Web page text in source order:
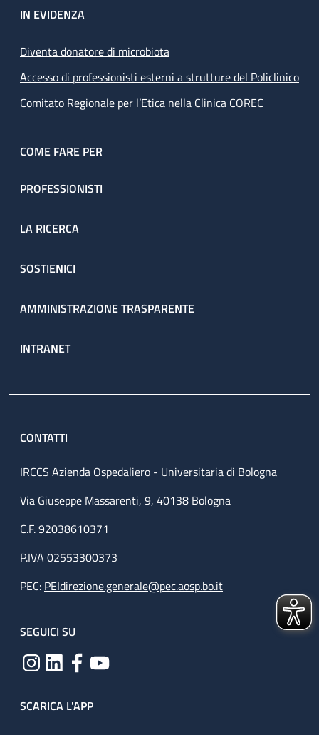
IN EVIDENZA
Diventa donatore di microbiota
Accesso di professionisti esterni a strutture del Policlinico
Comitato Regionale per l’Etica nella Clinica COREC
COME FARE PER
PROFESSIONISTI
LA RICERCA
SOSTIENICI
AMMINISTRAZIONE TRASPARENTE
INTRANET
CONTATTI
IRCCS Azienda Ospedaliero - Universitaria di Bologna
Via Giuseppe Massarenti, 9, 40138 Bologna
C.F. 92038610371
P.IVA 02553300373
PEC: PEIdirezione.generale@pec.aosp.bo.it
SEGUICI SU
SCARICA L'APP